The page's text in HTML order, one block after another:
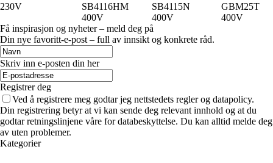
230V
SB4116HM
400V
SB4115N
400V
GBM25T
400V
Få inspirasjon og nyheter – meld deg på
Din nye favoritt-e-post – full av innsikt og konkrete råd.
Skriv inn e-posten din her
Registrer deg
Ved å registrere meg godtar jeg nettstedets regler og datapolicy.
Din registrering betyr at vi kan sende deg relevant innhold og at du
godtar retningslinjene våre for databeskyttelse. Du kan alltid melde deg
av uten problemer.
Kategorier